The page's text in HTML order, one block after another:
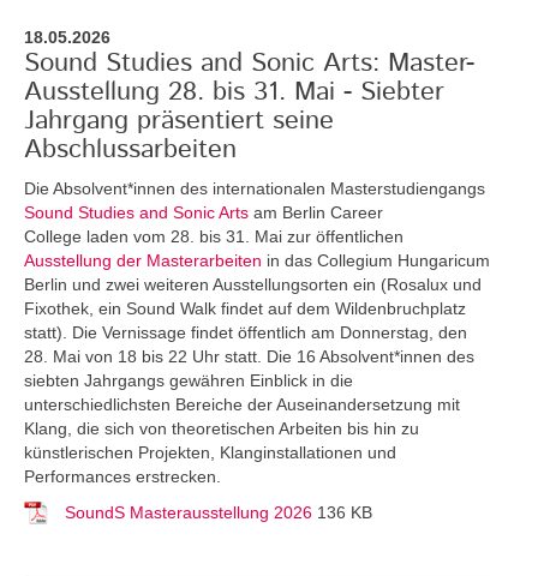
18.05.2026
Sound Studies and Sonic Arts: Master-
Ausstellung 28. bis 31. Mai - Siebter
Jahrgang präsentiert seine
Abschlussarbeiten
Die Absolvent*innen des internationalen Masterstudiengangs
Sound Studies and Sonic Arts am Berlin Career
College laden vom 28. bis 31. Mai zur öffentlichen
Ausstellung der Masterarbeiten in das Collegium Hungaricum
Berlin und zwei weiteren Ausstellungsorten ein (Rosalux und
Fixothek, ein Sound Walk findet auf dem Wildenbruchplatz
statt). Die Vernissage findet öffentlich am Donnerstag, den
28. Mai von 18 bis 22 Uhr statt. Die 16 Absolvent*innen des
siebten Jahrgangs gewähren Einblick in die
unterschiedlichsten Bereiche der Auseinandersetzung mit
Klang, die sich von theoretischen Arbeiten bis hin zu
künstlerischen Projekten, Klanginstallationen und
Performances erstrecken.
SoundS Masterausstellung 2026 136 KB